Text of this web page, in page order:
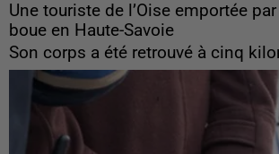
Une touriste de l’Oise emportée
boue en Haute-Savoie
Son corps a été retrouvé à cinq